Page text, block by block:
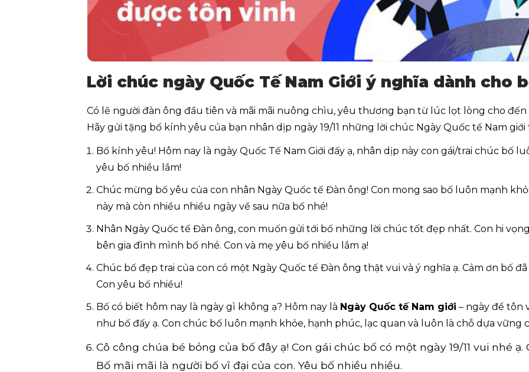
Lời chúc ngày Quốc Tế Nam Giới ý nghĩa dành cho
Có lẽ người đàn ông đầu tiên và mãi mãi nuông chìu, yêu thương bạn từ lúc lọt lòng cho đến
Hãy gửi tặng bố kính yêu của bạn nhân dịp ngày 19/11 những lời chúc Ngày Quốc tế Nam
Bố kính yêu! Hôm nay là ngày Quốc Tế Nam Giới đấy ạ, nhân dịp này con gái/trai chúc bố
yêu bố nhiều lắm!
Chúc mừng bố yêu của con nhân Ngày Quốc tế Đàn ông! Con mong sao bố luôn mạnh
này mà còn nhiều nhiều ngày về sau nữa bố nhé!
Nhân Ngày Quốc tế Đàn ông, con muốn gửi tới bố những lời chúc tốt đẹp nhất. Con hi
bên gia đình mình bố nhé. Con và mẹ yêu bố nhiều lắm ạ!
Chúc bố đẹp trai của con có một Ngày Quốc tế Đàn ông thật vui và ý nghĩa ạ. Cảm ơn bố
Con yêu bố nhiều!
Bố có biết hôm nay là ngày gì không ạ? Hôm nay là Ngày Quốc tế Nam giới – ngày để tôn
như bố đấy ạ. Con chúc bố luôn mạnh khỏe, hạnh phúc, lạc quan và luôn là chỗ dựa vững
Cô công chúa bé bỏng của bố đây ạ! Con gái chúc bố có một ngày 19/11 vui nhé
Bố mãi mãi là người bố vĩ đại của con. Yêu bố nhiều nhiều.